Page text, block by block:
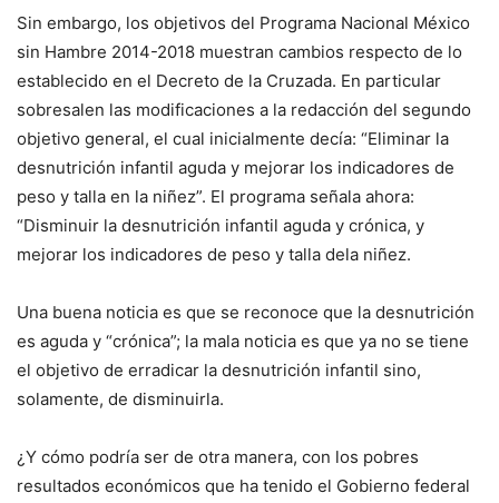
Sin embargo, los objetivos del Programa Nacional México
sin Hambre 2014-2018 muestran cambios respecto de lo
establecido en el Decreto de la Cruzada. En particular
sobresalen las modificaciones a la redacción del segundo
objetivo general, el cual inicialmente decía: “Eliminar la
desnutrición infantil aguda y mejorar los indicadores de
peso y talla en la niñez”. El programa señala ahora:
“Disminuir la desnutrición infantil aguda y crónica, y
mejorar los indicadores de peso y talla dela niñez.
Una buena noticia es que se reconoce que la desnutrición
es aguda y “crónica”; la mala noticia es que ya no se tiene
el objetivo de erradicar la desnutrición infantil sino,
solamente, de disminuirla.
¿Y cómo podría ser de otra manera, con los pobres
resultados económicos que ha tenido el Gobierno federal